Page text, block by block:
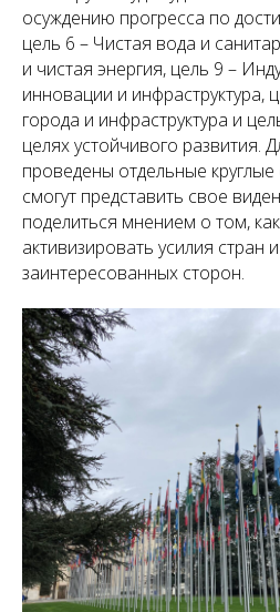
осуждению прогресса по
цель 6 – Чистая вода и
и чистая энергия, цель 9 –
инновации и инфраструктура,
города и инфраструктура и
целях устойчивого развития.
проведены отдельные круглые
смогут представить свое
поделиться мнением о том,
активизировать усилия стран
заинтересованных сторон.